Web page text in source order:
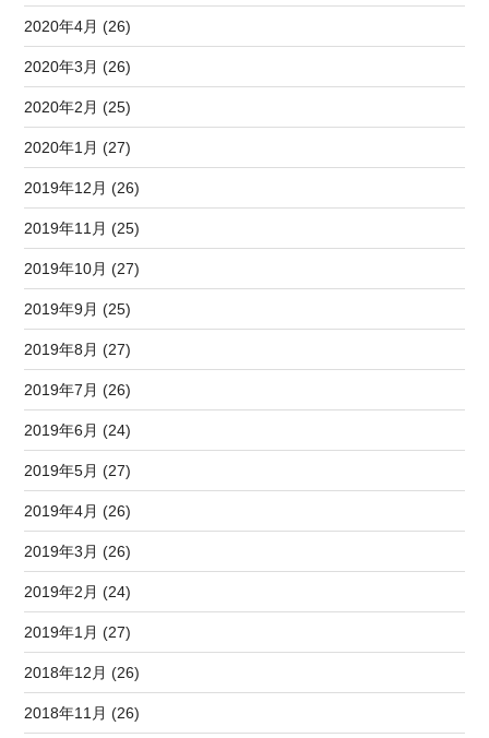
2020年4月 (26)
2020年3月 (26)
2020年2月 (25)
2020年1月 (27)
2019年12月 (26)
2019年11月 (25)
2019年10月 (27)
2019年9月 (25)
2019年8月 (27)
2019年7月 (26)
2019年6月 (24)
2019年5月 (27)
2019年4月 (26)
2019年3月 (26)
2019年2月 (24)
2019年1月 (27)
2018年12月 (26)
2018年11月 (26)